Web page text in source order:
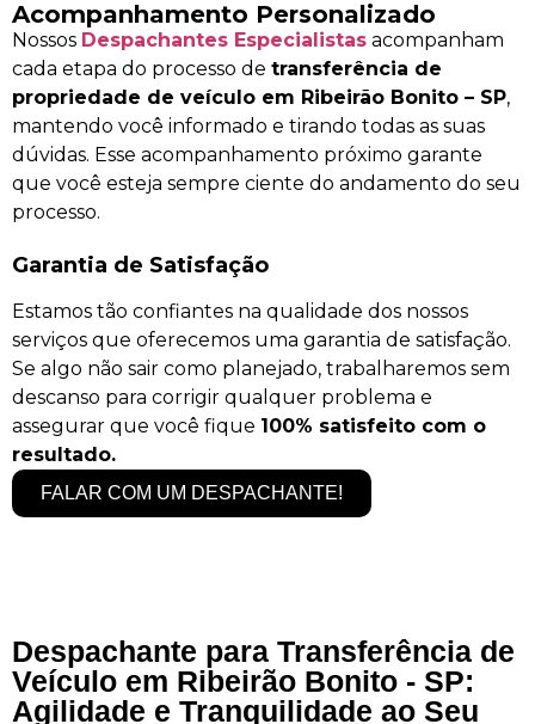
Acompanhamento Personalizado
Nossos Despachantes Especialistas acompanham
cada etapa do processo de transferência de
propriedade de veículo em Ribeirão Bonito – SP,
mantendo você informado e tirando todas as suas
dúvidas. Esse acompanhamento próximo garante
que você esteja sempre ciente do andamento do seu
processo.
Garantia de Satisfação
Estamos tão confiantes na qualidade dos nossos
serviços que oferecemos uma garantia de satisfação.
Se algo não sair como planejado, trabalharemos sem
descanso para corrigir qualquer problema e
assegurar que você fique 100% satisfeito com o
resultado.
FALAR COM UM DESPACHANTE!
Despachante para Transferência de
Veículo em Ribeirão Bonito - SP:
Agilidade e Tranquilidade ao Seu